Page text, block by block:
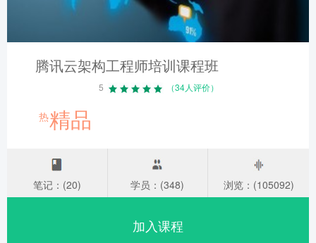
腾讯云架构工程师培训课程班
5 （34人评价）
热精品
笔记：(20) 学员：(348) 浏览：(105092)
加入课程